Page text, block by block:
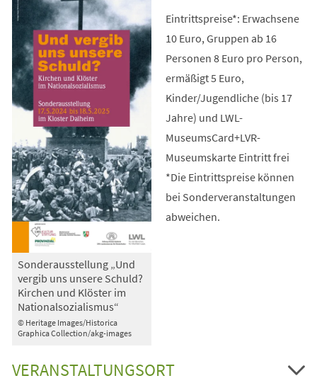
© Heritage Images/Historica
Graphica Collection/akg-images
Sonderausstellung „Und
vergib uns unsere Schuld?
Kirchen und Klöster im
Nationalsozialismus“
Eintrittspreise*: Erwachsene
10 Euro, Gruppen ab 16
Personen 8 Euro pro Person,
ermäßigt 5 Euro,
Kinder/Jugendliche (bis 17
Jahre) und LWL-
MuseumsCard+LVR-
Museumskarte Eintritt frei
*Die Eintrittspreise können
bei Sonderveranstaltungen
abweichen.
VERANSTALTUNGSORT